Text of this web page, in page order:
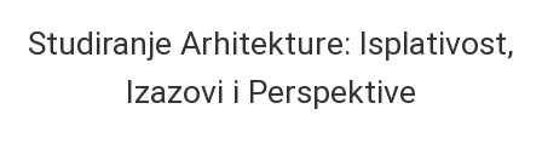
Studiranje Arhitekture: Isplativost,
Izazovi i Perspektive